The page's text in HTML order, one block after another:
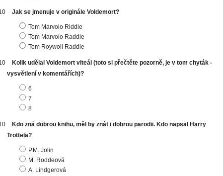
Jak se jmenuje v originále Voldemort?
Tom Marvolo Riddle
Tom Marvolo Raddle
Tom Roywoll Raddle
Kolik udělal Voldemort viteál (toto si přečtěte pozorně, je v tom chyták -
vysvětlení v komentářích)?
6
7
8
Kdo zná dobrou knihu, měl by znát i dobrou parodii. Kdo napsal Harry
Trottela?
P.M. Jolin
M. Roddeová
A. Lindgerová